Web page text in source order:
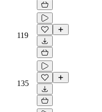
119
135